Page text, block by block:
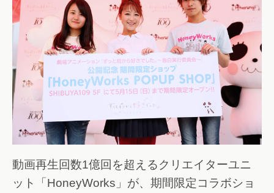
動画再生回数1億回を超えるクリエイターユニ
ット「HoneyWorks」が、期間限定コラボショ